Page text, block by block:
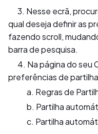
3. Nesse ecrã,
qual deseja definir as
fazendo scroll,
barra de pesquisa.
4. Na página do seu
preferências de
a. Regras de
b. Partilha
c. Partilha